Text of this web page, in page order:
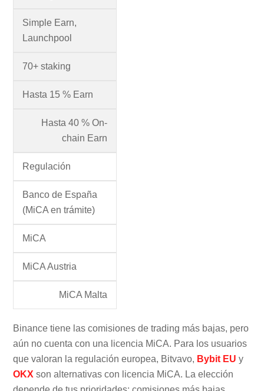
Simple Earn,
Launchpool
70+ staking
Hasta 15 % Earn
Hasta 40 % On-
chain Earn
Regulación
Banco de España
(MiCA en trámite)
MiCA
MiCA Austria
MiCA Malta
Binance tiene las comisiones de trading más bajas, pero
aún no cuenta con una licencia MiCA. Para los usuarios
que valoran la regulación europea, Bitvavo, Bybit EU y
OKX son alternativas con licencia MiCA. La elección